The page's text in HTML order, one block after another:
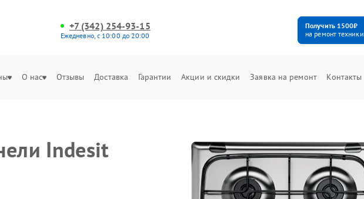
+7 (342) 254-93-15
Ежедневно, с 10:00 до 20:00
Получить 1500₽
на ремонт техники
О нас Отзывы Доставка Гарантии Акции и скидки Заявка на ремонт Контакты
Indesit